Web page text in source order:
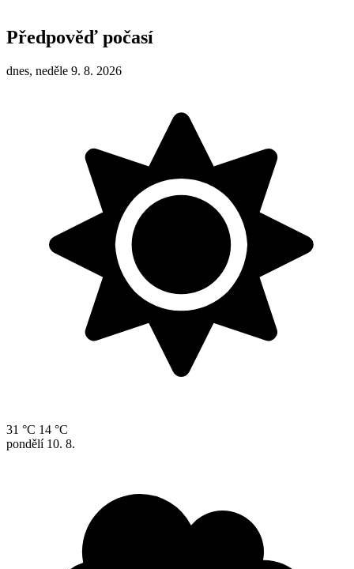
Předpověď počasí
dnes, neděle 9. 8. 2026
31 °C 14 °C
pondělí 10. 8.